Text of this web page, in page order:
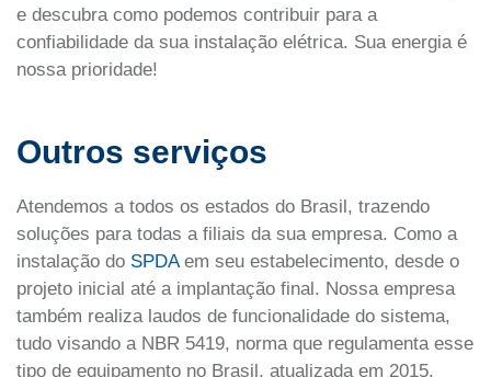
e descubra como podemos contribuir para a
confiabilidade da sua instalação elétrica. Sua energia é
nossa prioridade!
Outros serviços
Atendemos a todos os estados do Brasil, trazendo
soluções para todas a filiais da sua empresa. Como a
instalação do SPDA em seu estabelecimento, desde o
projeto inicial até a implantação final. Nossa empresa
também realiza laudos de funcionalidade do sistema,
tudo visando a NBR 5419, norma que regulamenta esse
tipo de equipamento no Brasil, atualizada em 2015.